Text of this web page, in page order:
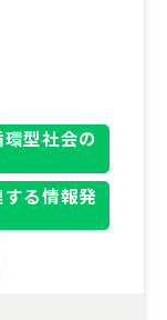
型社会の
る情報発